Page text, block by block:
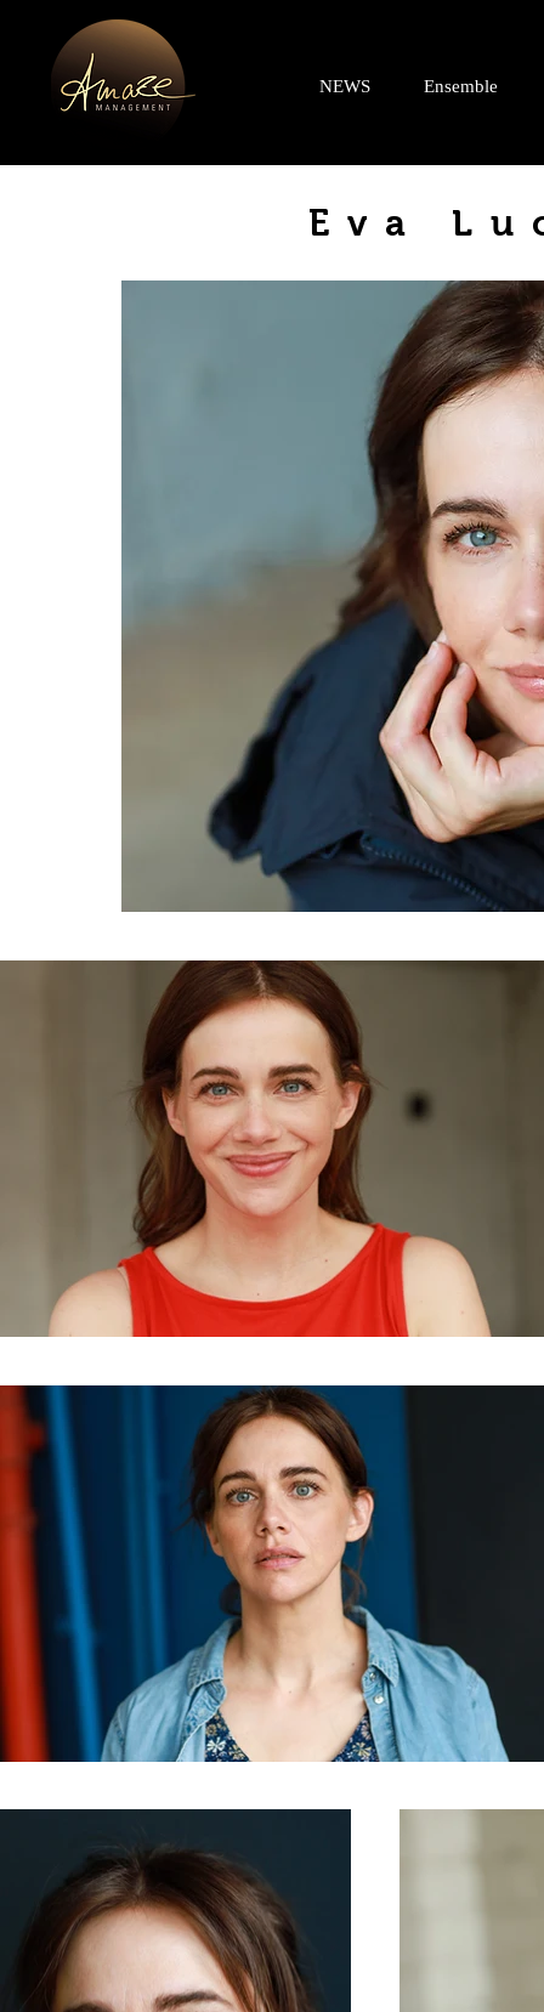
NEWS Ensemble
Eva